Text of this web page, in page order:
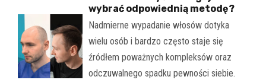
wybrać odpowiednią metodę?
Nadmierne wypadanie włosów dotyka
wielu osób i bardzo często staje się
źródłem poważnych kompleksów oraz
odczuwalnego spadku pewności siebie.